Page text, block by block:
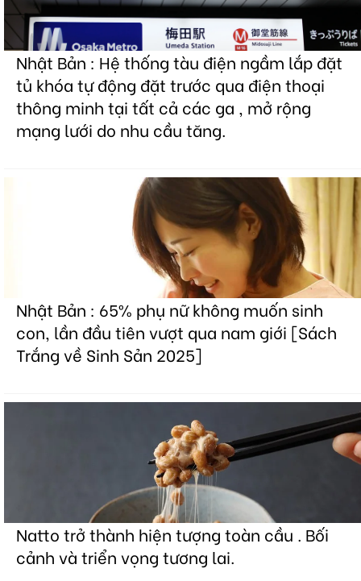
Nhật Bản : Hệ thống tàu điện ngầm lắp đặt
tủ khóa tự động đặt trước qua điện thoại
thông minh tại tất cả các ga , mở rộng
mạng lưới do nhu cầu tăng.
Nhật Bản : 65% phụ nữ không muốn sinh
con, lần đầu tiên vượt qua nam giới [Sách
Trắng về Sinh Sản 2025]
Natto trở thành hiện tượng toàn cầu . Bối
cảnh và triển vọng tương lai.